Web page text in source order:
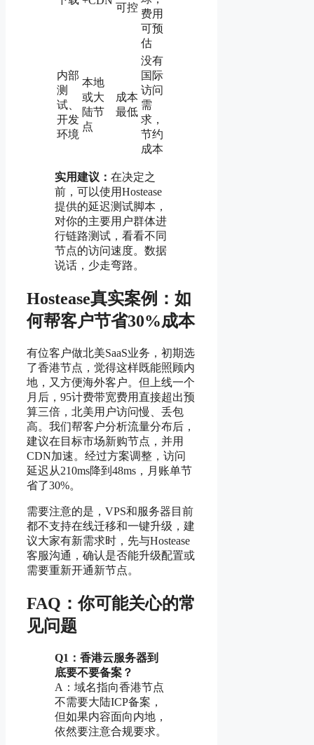
可控
费用
可预
估
内部
测
试、
开发
环境
本地
或大
陆节
点
成本
最低
没有
国际
访问
需
求，
节约
成本
实用建议： 在决定之
前，可以使用Hostease
提供的延迟测试脚本，
对你的主要用户群体进
行链路测试，看看不同
节点的访问速度。数据
说话，少走弯路。
Hostease真实案例：如
何帮客户节省30%成本
有位客户做北美SaaS业务，初期选
了香港节点，觉得这样既能照顾内
地，又方便海外客户。但上线一个
月后，95计费带宽费用直接超出预
算三倍，北美用户访问慢、丢包
高。我们帮客户分析流量分布后，
建议在目标市场新购节点，并用
CDN加速。经过方案调整，访问
延迟从210ms降到48ms，月账单节
省了30%。
需要注意的是，VPS和服务器目前
都不支持在线迁移和一键升级，建
议大家有新需求时，先与Hostease
客服沟通，确认是否能升级配置或
需要重新开通新节点。
FAQ：你可能关心的常
见问题
Q1：香港云服务器到
底要不要备案？
A：域名指向香港节点
不需要大陆ICP备案，
但如果内容面向内地，
依然要注意合规要求。